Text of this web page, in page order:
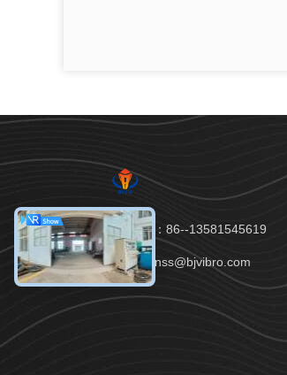
Téléphone：86--13581545619
E-mail：tianss@bjvibro.com